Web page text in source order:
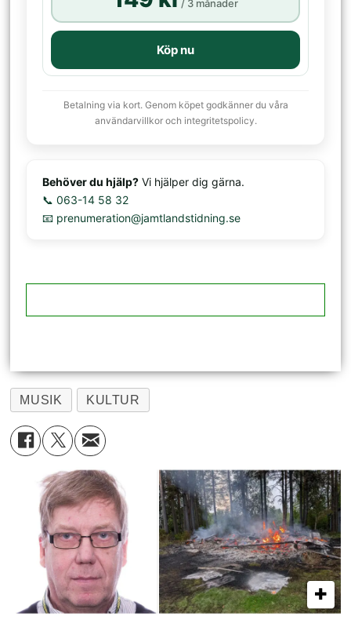
/ 3 månader
Köp nu
Betalning via kort. Genom köpet godkänner du våra
användarvillkor och integritetspolicy.
Behöver du hjälp? Vi hjälper dig gärna.
📞 063-14 58 32
📧 prenumeration@jamtlandstidning.se
MUSIK KULTUR